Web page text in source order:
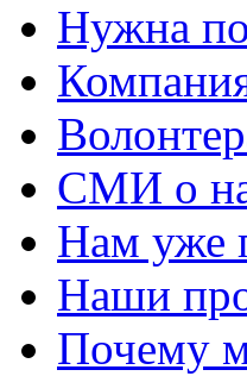
Нужна
СМИ о
Нам уже
Наши
Почему